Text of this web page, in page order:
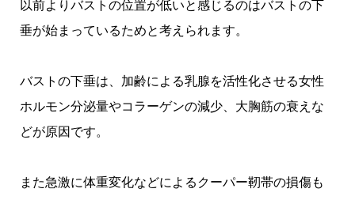
以前よりバストの位置が低いと感じるのはバストの下
垂が始まっているためと考えられます。
バストの下垂は、加齢による乳腺を活性化させる女性
ホルモン分泌量やコラーゲンの減少、大胸筋の衰えな
どが原因です。
また急激に体重変化などによるクーパー靭帯の損傷も